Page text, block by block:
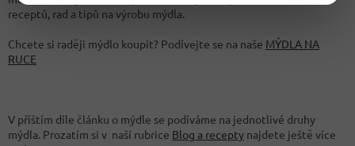
receptů, rad a tipů na výrobu mýdla.
Chcete si raději mýdlo koupit? Podívejte se na naše MÝDLA NA
RUCE
V příštím díle článku o mýdle se podíváme na jednotlivé druhy
mýdla. Prozatím si v naší rubrice Blog a recepty najdete ještě více